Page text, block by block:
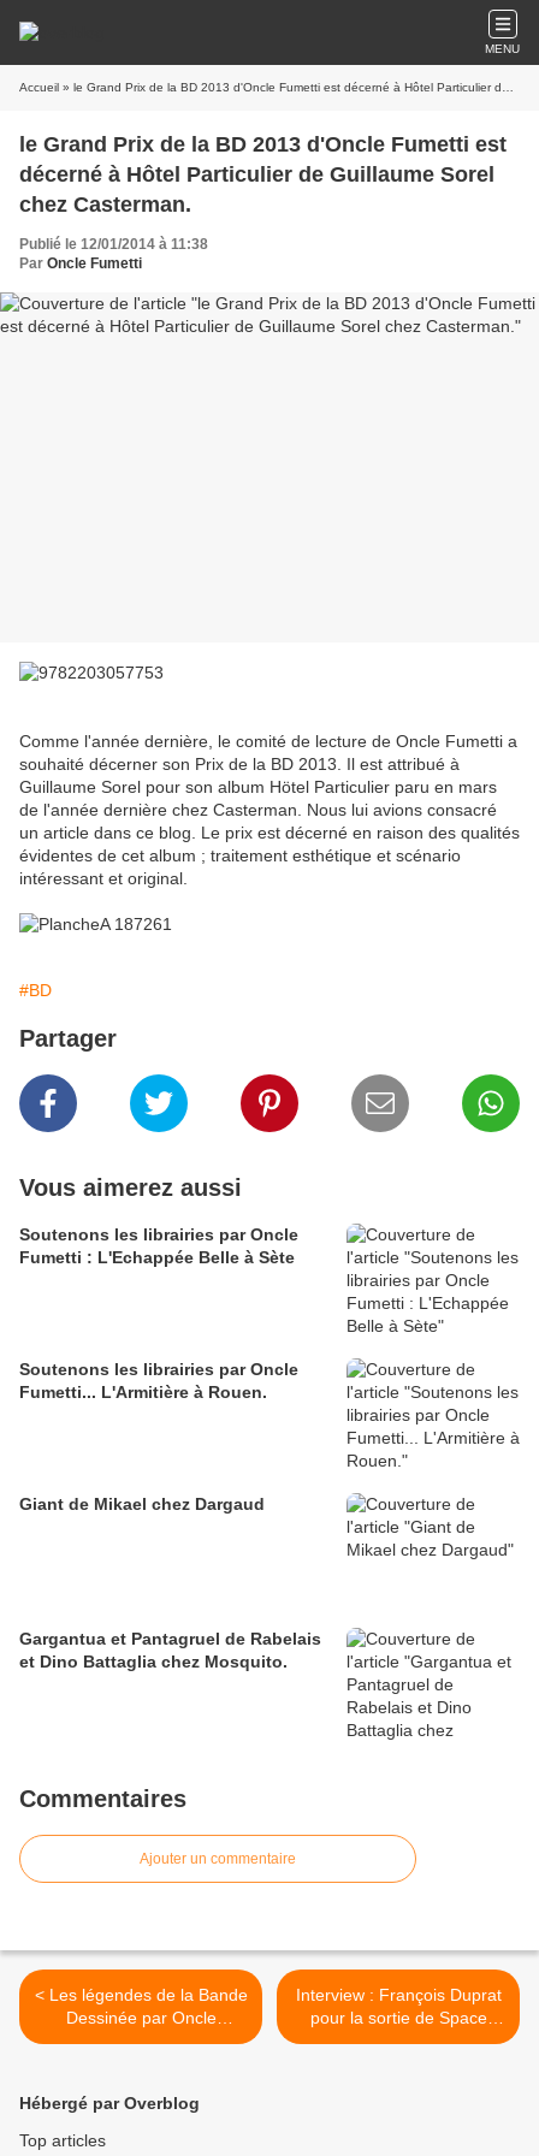
MENU
Accueil » le Grand Prix de la BD 2013 d'Oncle Fumetti est décerné à Hôtel Particulier de Guillaume Sorel chez Casterman.
le Grand Prix de la BD 2013 d'Oncle Fumetti est
décerné à Hôtel Particulier de Guillaume Sorel
chez Casterman.
Publié le 12/01/2014 à 11:38
Par Oncle Fumetti
Comme l'année dernière, le comité de lecture de Oncle Fumetti a
souhaité décerner son Prix de la BD 2013. Il est attribué à
Guillaume Sorel pour son album Hötel Particulier paru en mars
de l'année dernière chez Casterman. Nous lui avions consacré
un article dans ce blog. Le prix est décerné en raison des qualités
évidentes de cet album ; traitement esthétique et scénario
intéressant et original.
#BD
Partager
Vous aimerez aussi
Soutenons les librairies par Oncle
Fumetti : L'Echappée Belle à Sète
Soutenons les librairies par Oncle
Fumetti... L'Armitière à Rouen.
Giant de Mikael chez Dargaud
Gargantua et Pantagruel de Rabelais
et Dino Battaglia chez Mosquito.
Commentaires
Ajouter un commentaire
< Les légendes de la Bande
Dessinée par Oncle
Fumetti....Eduardo Teixeira
Interview : François Duprat
pour la sortie de Space
Kariboo chez La Boîte à
Hébergé par Overblog
Top articles